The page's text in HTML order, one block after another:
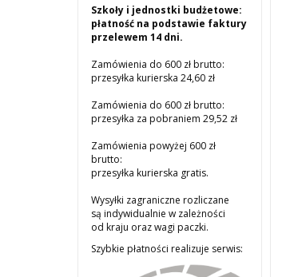
Szkoły i jednostki budżetowe:
płatność na podstawie faktury
przelewem 14 dni.
Zamówienia do 600 zł brutto:
przesyłka kurierska 24,60 zł
Zamówienia do 600 zł brutto:
przesyłka za pobraniem 29,52 zł
Zamówienia powyżej 600 zł
brutto:
przesyłka kurierska gratis.
Wysyłki zagraniczne rozliczane
są indywidualnie w zależności
od kraju oraz wagi paczki.
Szybkie płatności realizuje serwis: